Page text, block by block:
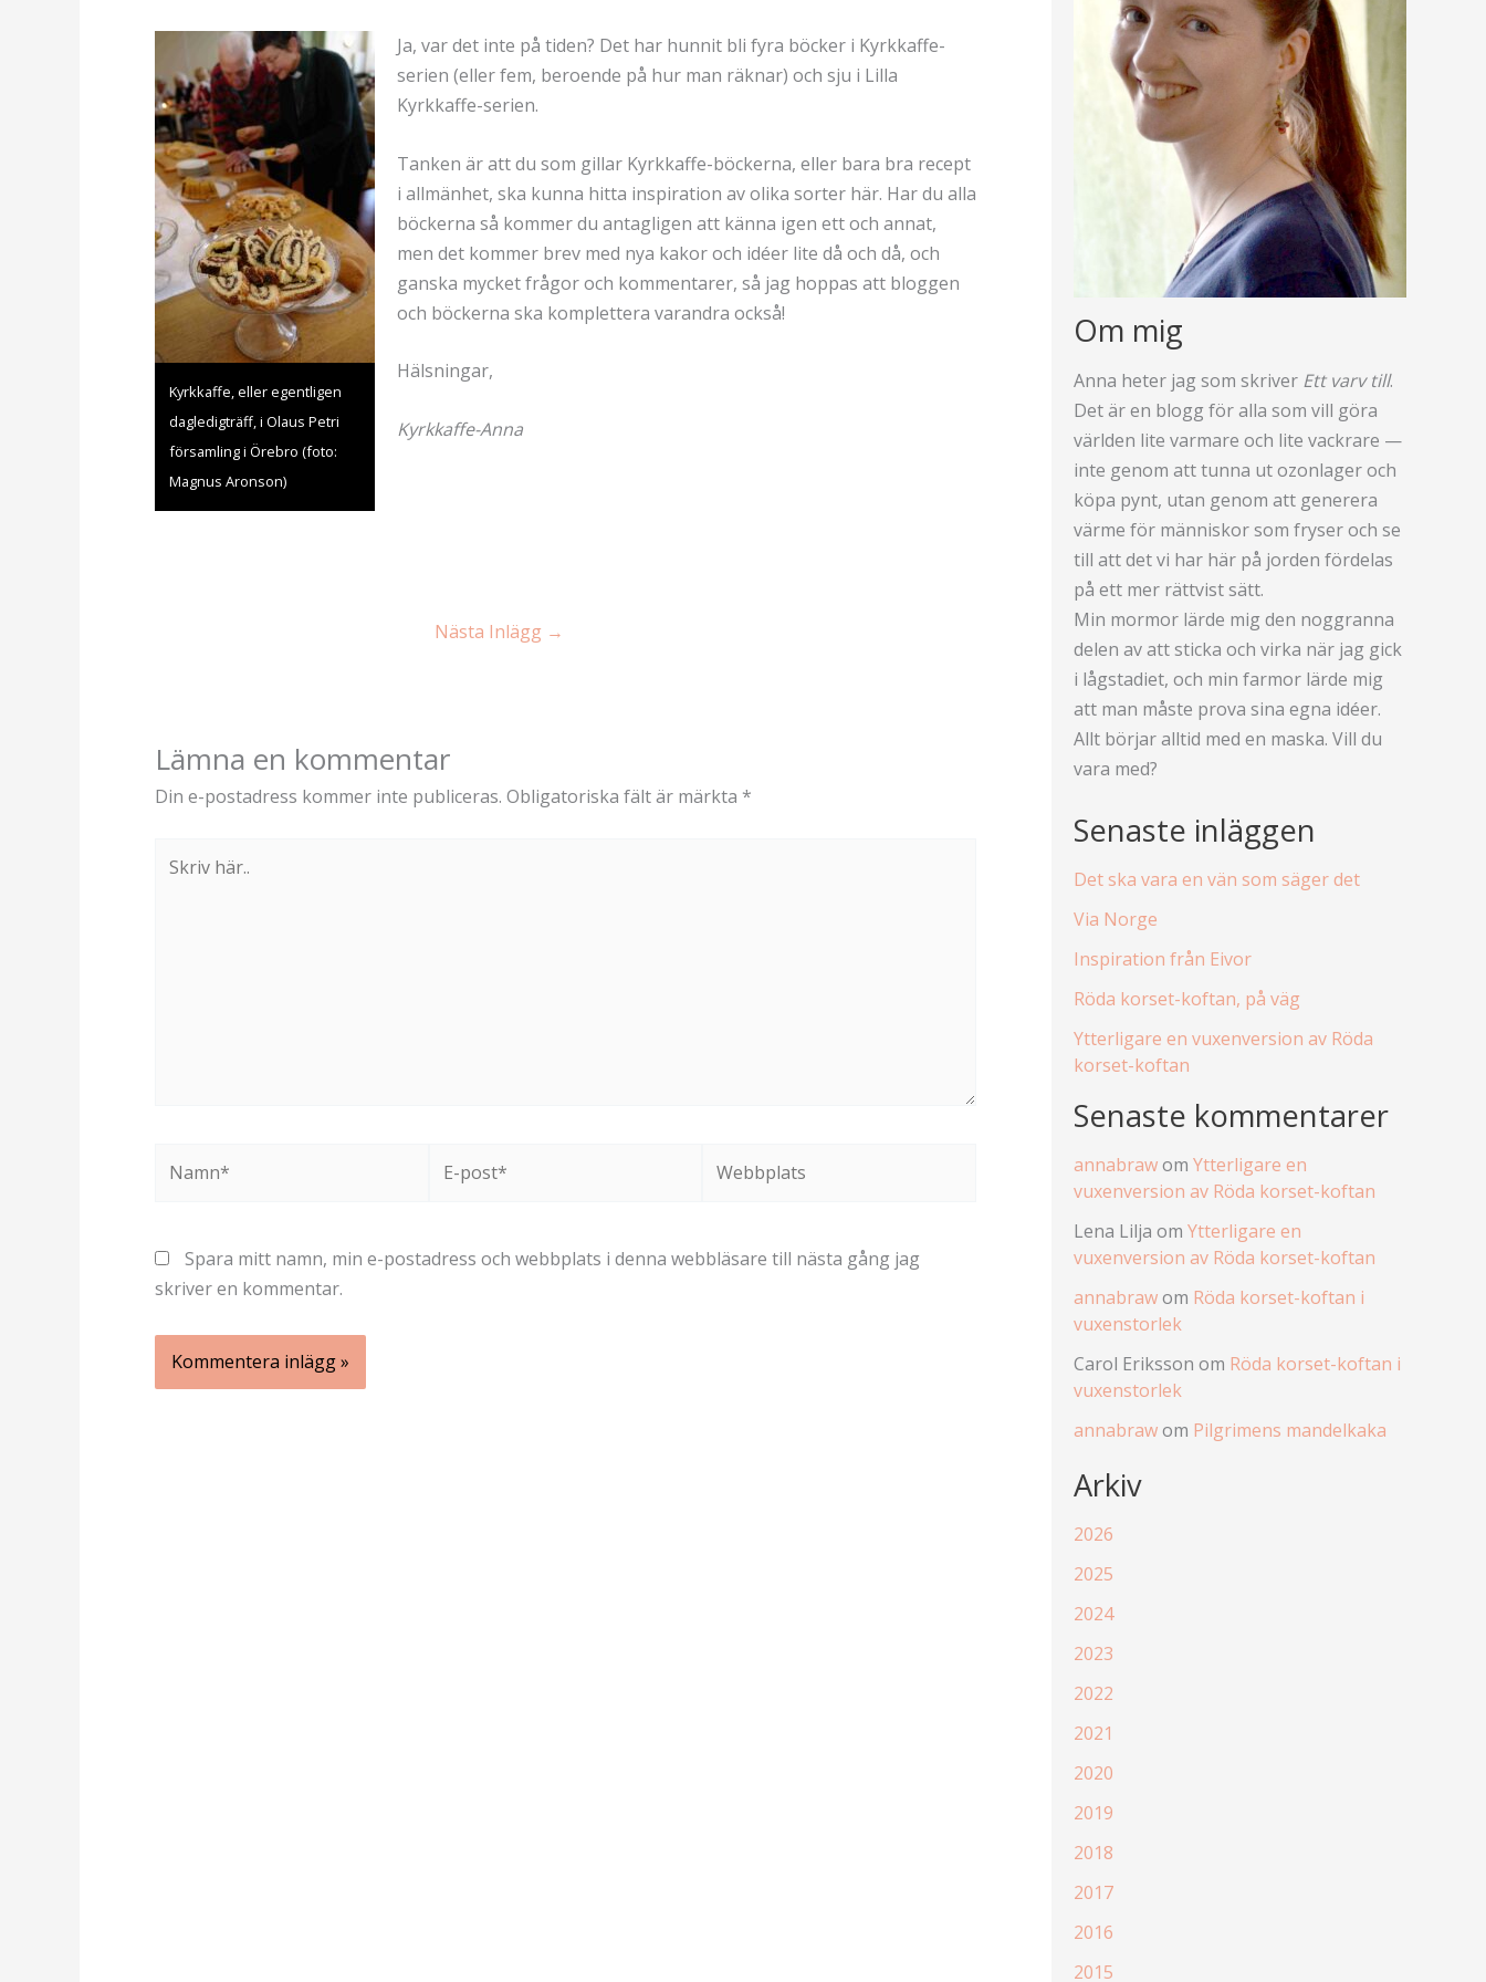
Kyrkkaffe, eller egentligen
dagledigträff, i Olaus Petri
församling i Örebro (foto:
Magnus Aronson)
Ja, var det inte på tiden? Det har hunnit bli fyra böcker i Kyrkkaffe-
serien (eller fem, beroende på hur man räknar) och sju i Lilla
Kyrkkaffe-serien.
Tanken är att du som gillar Kyrkkaffe-böckerna, eller bara bra recept
i allmänhet, ska kunna hitta inspiration av olika sorter här. Har du alla
böckerna så kommer du antagligen att känna igen ett och annat,
men det kommer brev med nya kakor och idéer lite då och då, och
ganska mycket frågor och kommentarer, så jag hoppas att bloggen
och böckerna ska komplettera varandra också!
Hälsningar,
Kyrkkaffe-Anna
Nästa Inlägg →
Lämna en kommentar
Din e-postadress kommer inte publiceras. Obligatoriska fält är märkta *
här..
post*
Spara mitt namn, min e-postadress och webbplats i denna webbläsare till nästa gång jag
skriver en kommentar.
Om mig
Anna heter jag som skriver Ett varv till.
Det är en blogg för alla som vill göra
världen lite varmare och lite vackrare —
inte genom att tunna ut ozonlager och
köpa pynt, utan genom att generera
värme för människor som fryser och se
till att det vi har här på jorden fördelas
på ett mer rättvist sätt.
Min mormor lärde mig den noggranna
delen av att sticka och virka när jag gick
i lågstadiet, och min farmor lärde mig
att man måste prova sina egna idéer.
Allt börjar alltid med en maska. Vill du
vara med?
Senaste inläggen
Det ska vara en vän som säger det
Via Norge
Inspiration från Eivor
Röda korset-koftan, på väg
Ytterligare en vuxenversion av Röda
korset-koftan
Senaste kommentarer
annabrawom Ytterligare en
vuxenversion av Röda korset-koftan
Lena Lilja om Ytterligare en
vuxenversion av Röda korset-koftan
annabrawom Röda korset-koftan i
vuxenstorlek
Carol Eriksson om Röda korset-koftan i
vuxenstorlek
annabrawom Pilgrimens mandelkaka
Arkiv
2026
2025
2024
2023
2022
2021
2020
2019
2018
2017
2016
2015